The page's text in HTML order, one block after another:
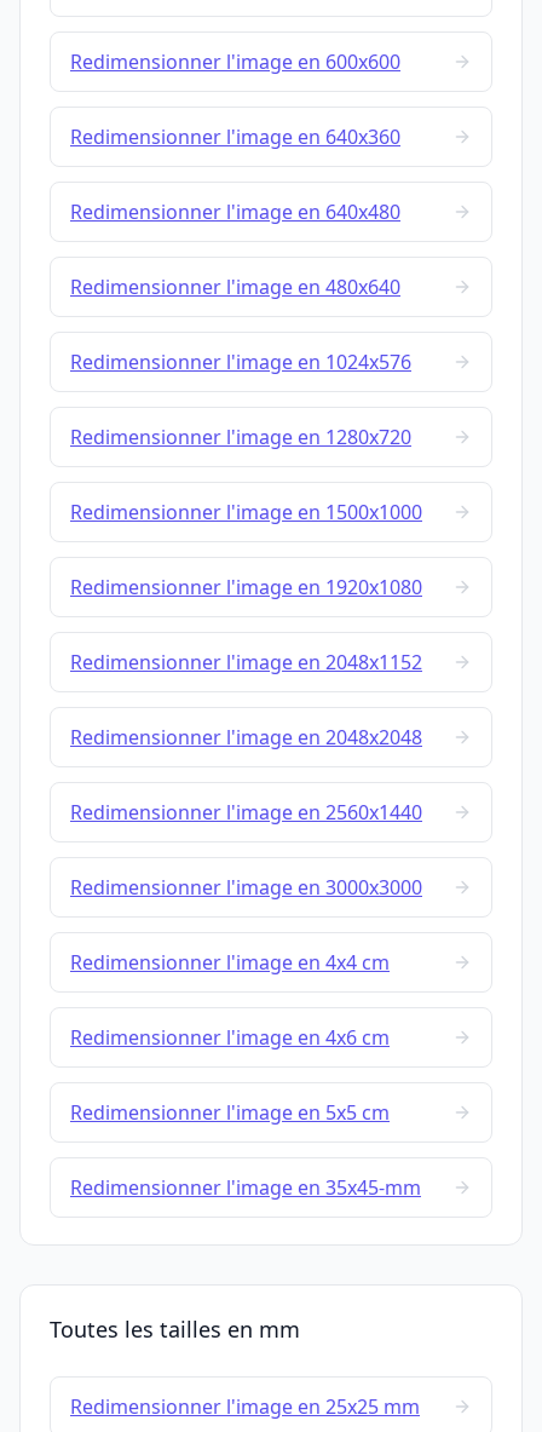
Redimensionner l'image en 600x600
Redimensionner l'image en 640x360
Redimensionner l'image en 640x480
Redimensionner l'image en 480x640
Redimensionner l'image en 1024x576
Redimensionner l'image en 1280x720
Redimensionner l'image en 1500x1000
Redimensionner l'image en 1920x1080
Redimensionner l'image en 2048x1152
Redimensionner l'image en 2048x2048
Redimensionner l'image en 2560x1440
Redimensionner l'image en 3000x3000
Redimensionner l'image en 4x4 cm
Redimensionner l'image en 4x6 cm
Redimensionner l'image en 5x5 cm
Redimensionner l'image en 35x45-mm
Toutes les tailles en mm
Redimensionner l'image en 25x25 mm